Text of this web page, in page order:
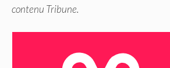
contenu Tribune.